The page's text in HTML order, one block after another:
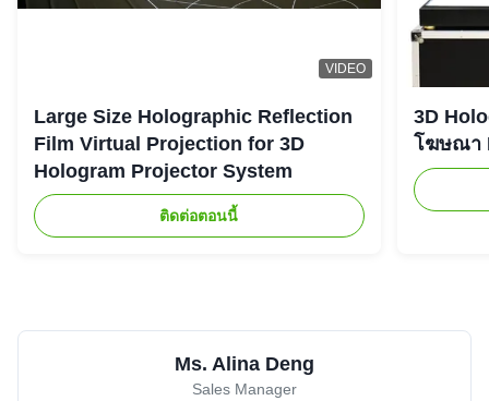
VIDEO
Large Size Holographic Reflection
Film Virtual Projection for 3D
Hologram Projector System
ติดต่อตอนนี้
3D
โฆษณา
Ms. Alina Deng
Sales Manager